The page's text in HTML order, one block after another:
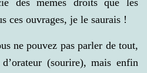
des mêmes droits que les
ces ouvrages, je le saurais !
ne pouvez pas parler de tout,
(sourire), mais enfin